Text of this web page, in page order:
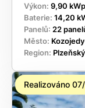
Výkon: 9,90 kWp
Baterie: 14,20
Panelů: 22
Město:
Region:
Realizováno